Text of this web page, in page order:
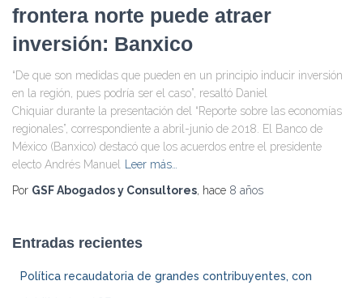
frontera norte puede atraer
inversión: Banxico
“De que son medidas que pueden en un principio inducir inversión
en la región, pues podría ser el caso”, resaltó Daniel
Chiquiar durante la presentación del “Reporte sobre las economías
regionales”, correspondiente a abril-junio de 2018. El Banco de
México (Banxico) destacó que los acuerdos entre el presidente
electo Andrés Manuel Leer más…
Por GSF Abogados y Consultores, hace 8 años
Entradas recientes
Política recaudatoria de grandes contribuyentes, con